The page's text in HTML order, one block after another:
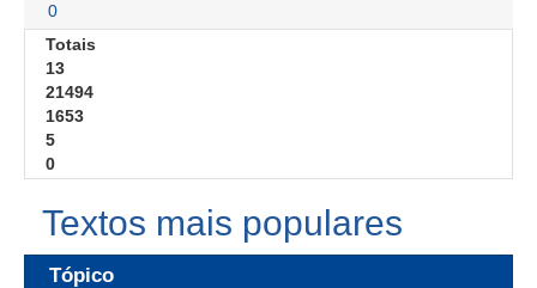
0
Totais
13
21494
1653
5
0
Textos mais populares
Tópico